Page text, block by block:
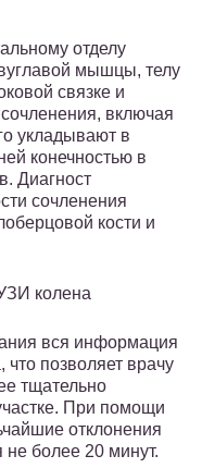
отделу
мышцы, телу
связке и
включая
укладывают в
конечностью в
Диагност
сочленения
кости и
колена
вся информация
позволяет врачу
тщательно
При помощи
отклонения
более 20 минут.